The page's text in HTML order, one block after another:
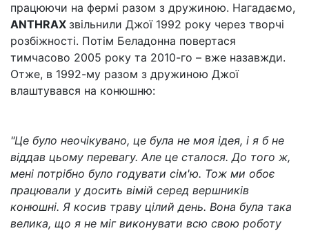
працюючи на фермі разом з дружиною. Нагадаємо,
ANTHRAX звільнили Джої 1992 року через творчі
розбіжності. Потім Беладонна повертася
тимчасово 2005 року та 2010-го – вже назавжди.
Отже, в 1992-му разом з дружиною Джої
влаштувався на конюшню:
"Це було неочікувано, це була не моя ідея, і я б не
віддав цьому перевагу. Але це сталося. До того ж,
мені потрібно було годувати сім'ю. Тож ми обоє
працювали у досить вімій серед вершників
конюшні. Я косив траву цілий день. Вона була така
велика, що я не міг виконувати всю свою роботу